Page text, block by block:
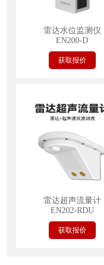
雷达水位监测仪
EN200-D
获取报价
雷达超声流量计
EN202-RDU
获取报价